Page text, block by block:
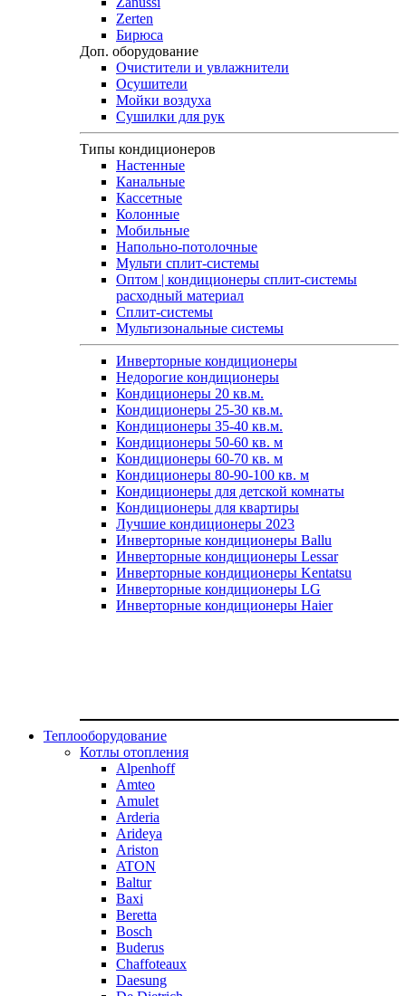
Zerten
Бирюса
Доп. оборудование
Очистители и увлажнители
Осушители
Мойки воздуха
Сушилки для рук
Типы кондиционеров
Настенные
Канальные
Кассетные
Колонные
Мобильные
Напольно-потолочные
Мульти сплит-системы
Оптом | кондиционеры сплит-системы
расходный материал
Сплит-системы
Мультизональные системы
Инверторные кондиционеры
Недорогие кондиционеры
Кондиционеры 20 кв.м.
Кондиционеры 25-30 кв.м.
Кондиционеры 35-40 кв.м.
Кондиционеры 50-60 кв. м
Кондиционеры 60-70 кв. м
Кондиционеры 80-90-100 кв. м
Кондиционеры для детской комнаты
Кондиционеры для квартиры
Лучшие кондиционеры 2023
Инверторные кондиционеры Ballu
Инверторные кондиционеры Lessar
Инверторные кондиционеры Kentatsu
Инверторные кондиционеры LG
Инверторные кондиционеры Haier
Теплооборудование
Котлы отопления
Alpenhoff
Amteo
Amulet
Arderia
Arideya
Ariston
ATON
Baltur
Baxi
Beretta
Bosch
Buderus
Chaffoteaux
Daesung